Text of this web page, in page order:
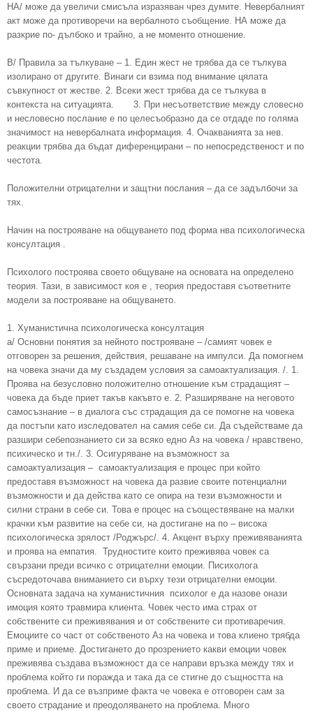
НА/ може да увеличи смисъла изразяван чрез думите. Невербалният
акт може да противоречи на вербалното съобщение. НА може да
разкрие по- дълбоко и трайно, а не моменто отношение.
В/ Правила за тълкуване – 1. Един жест не трябва да се тълкува
изолирано от другите. Винаги си взима под внимание цялата
съвкупност от жестве. 2. Всеки жест трябва да се тълкува в
контекста на ситуацията. 3. При несъответствие между словесно
и несловесно послание е по целесъобразно да се отдаде по голяма
значимост на невербалната информация. 4. Очакванията за нев.
реакции трябва да бъдат диференцирани – по непосредственост и по
честота.
Положителни отрицателни и защтни послания – да се задълбочи за
тях.
Начин на построяване на общуването под форма нва психологическа
консултация .
Психолого построява своето общуване на основата на определено
теория. Тази, в зависимост коя е , теория предоставя съответните
модели за построяване на общуването.
1. Хуманистична психологическа консултация
а/ Основни понятия за нейното построяване – /самият човек е
отговорен за решения, действия, решаване на импулси. Да помогнем
на човека значи да му създадем условия за самоактуализация. /. 1.
Проява на безусловно положително отношение към страдащият –
човека да бъде приет такъв какъвто е. 2. Разширяване на неговото
самосъзнание – в диалога със страдащия да се помогне на човека
да постъпи като изследовател на самия себе си. Да съдействаме да
разшири себепознанието си за всяко едно Аз на човека / нравствено,
психическо и тн./. 3. Осигуряване на възможност за
самоактуализация – самоактуализация е процес при който
предоставя възможност на човека да развие своите потенциални
възможности и да действа като се опира на тези възможности и
силни страни в себе си. Това е процес на съоществяване на малки
крачки към развитие на себе си, на достигане на по – висока
психологическа зрялост /Роджърс/. 4. Акцент върху преживяванията
и проява на емпатия. Трудностите които преживява човек са
свързани преди всичко с отрицателни емоции. Писихолога
съсредоточава вниманието си върху тези отрицателни емоции.
Основната задача на хуманистичния психолог е да назове онази
имоция която травмира клиента. Човек често има страх от
собствените си преживявания и от собствените си противаречия.
Емоциите со част от собственото Аз на човека и това клиено трябда
приме и приеме. Достигането до прозрението какви емоции човек
преживява създава възможност да се направи връзка между тях и
проблема който ги поражда и така да се стигне до същността на
проблема. И да се възприме факта че човека е отговорен сам за
своето страдание и преодоляването на проблема. Много